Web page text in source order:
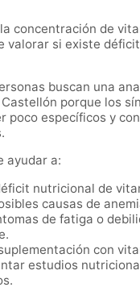
concentración de
valorar si existe
buscan una
porque los
poco específicos y
ayudar a:
nutricional de
causas de
de fatiga o
con
estudios